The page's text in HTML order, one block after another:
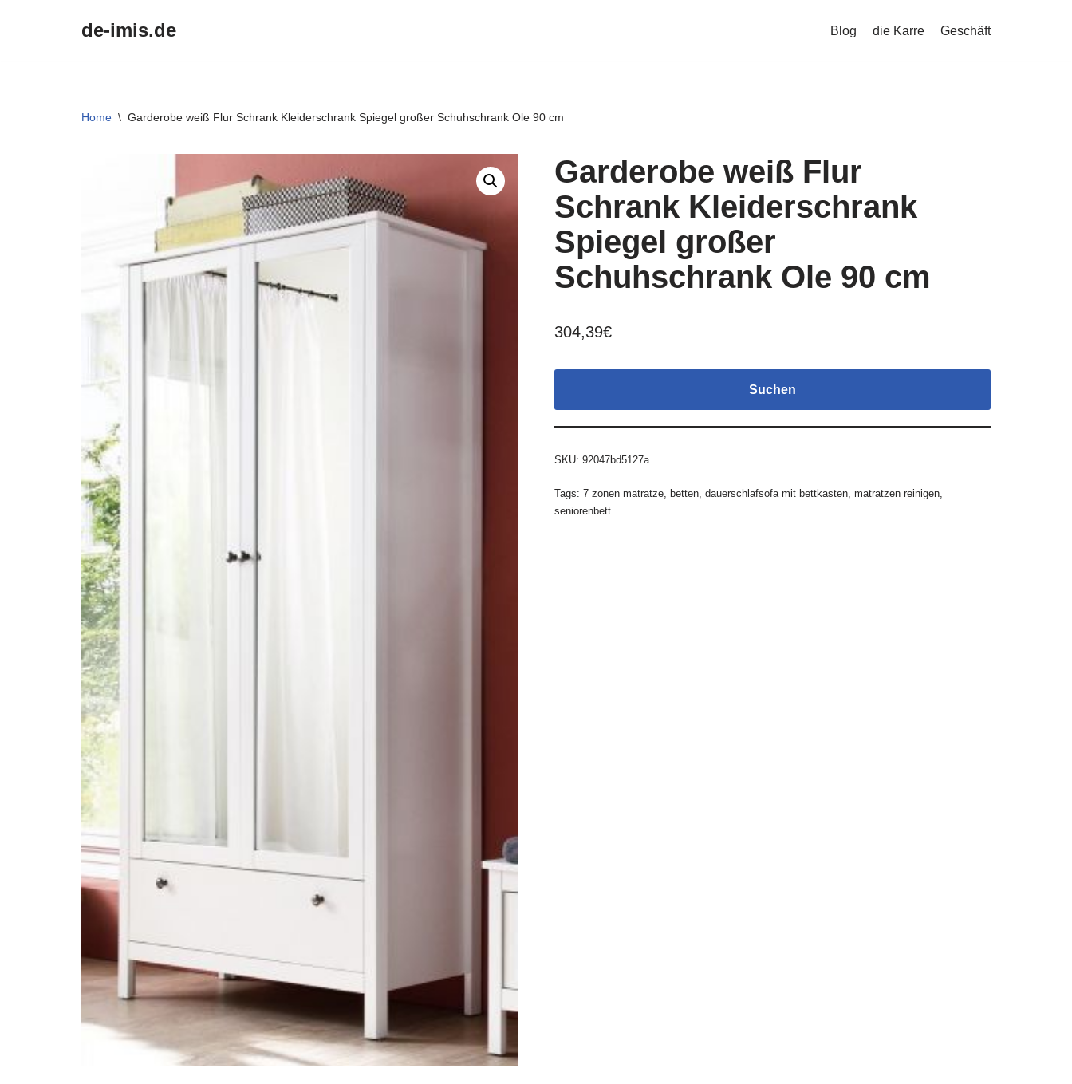
de-imis.de Blog die Karre Geschäft
Home \ Garderobe weiß Flur Schrank Kleiderschrank Spiegel großer Schuhschrank Ole 90 cm
Garderobe weiß Flur
Schrank Kleiderschrank
Spiegel großer
Schuhschrank Ole 90 cm
304,39€
Suchen
SKU: 92047bd5127a
Tags: 7 zonen matratze, betten, dauerschlafsofa mit bettkasten, matratzen reinigen,
seniorenbett